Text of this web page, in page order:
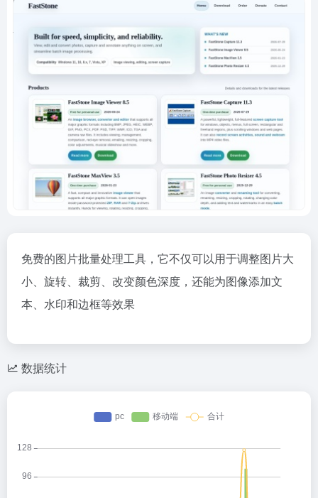
免费的图片批量处理工具，它不仅可以用于调整图片大
小、旋转、裁剪、改变颜色深度，还能为图像添加文
本、水印和边框等效果
数据统计